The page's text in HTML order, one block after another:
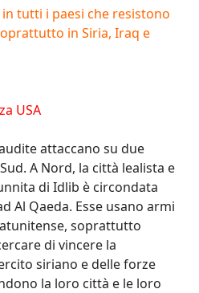
in tutti i paesi che resistono
in Siria, Iraq e
USA
attaccano su due
A Nord, la città lealista e
di Idlib è circondata
Al Qaeda. Esse usano armi
soprattutto
di vincere la
siriano e delle forze
la loro città e le loro